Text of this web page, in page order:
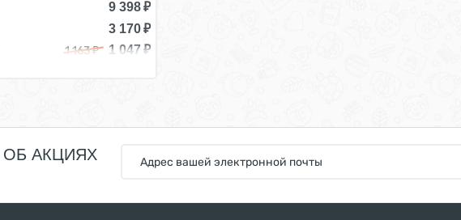
9 398₽
3 170₽
1 163₽ 1 047₽
АКЦИЯХ